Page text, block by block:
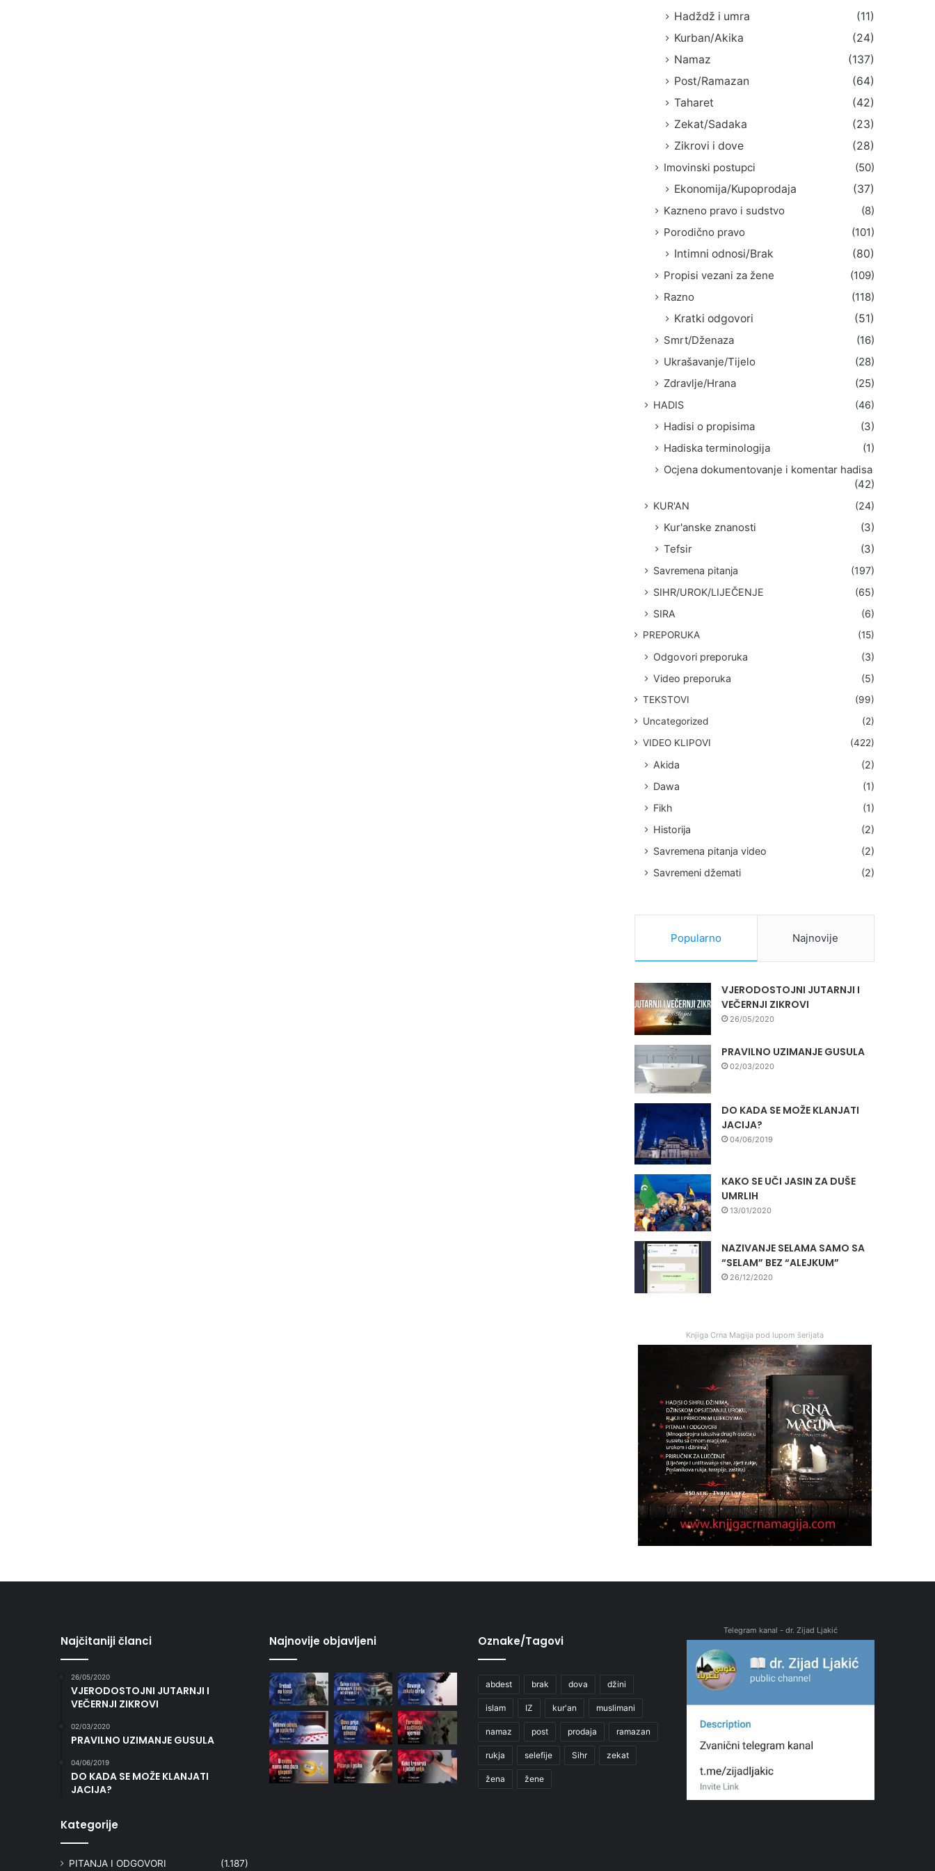
Hadždž i umra
(11)
Kurban/Akika
(24)
Namaz
(137)
Post/Ramazan
(64)
Taharet
(42)
Zekat/Sadaka
(23)
Zikrovi i dove
(28)
Imovinski postupci
(50)
Ekonomija/Kupoprodaja
(37)
Kazneno pravo i sudstvo
(8)
Porodično pravo
(101)
Intimni odnosi/Brak
(80)
Propisi vezani za žene
(109)
Razno
(118)
Kratki odgovori
(51)
Smrt/Dženaza
(16)
Ukrašavanje/Tijelo
(28)
Zdravlje/Hrana
(25)
HADIS (46)
Hadisi o propisima
(3)
Hadiska terminologija
(1)
Ocjena dokumentovanje i komentar hadisa
(42)
KUR'AN (24)
Kur'anske znanosti
(3)
Tefsir
(3)
Savremena pitanja
(197)
SIHR/UROK/LIJEČENJE
(65)
SIRA
(6)
PREPORUKA (15)
Odgovori preporuka
(3)
Video preporuka
(5)
TEKSTOVI
(99)
Uncategorized
(2)
VIDEO KLIPOVI
(422)
Akida
(2)
Dawa
(1)
Fikh
(1)
Historija
(2)
Savremena pitanja video
(2)
Savremeni džemati
(2)
Popularno Najnovije
VJERODOSTOJNI JUTARNJI I
VEČERNJI ZIKROVI
26/05/2020
PRAVILNO UZIMANJE GUSULA
02/03/2020
DO KADA SE MOŽE KLANJATI
JACIJA?
04/06/2019
KAKO SE UČI JASIN ZA DUŠE
UMRLIH
13/01/2020
NAZIVANJE SELAMA SAMO SA
“SELAM” BEZ “ALEJKUM”
26/12/2020
Knjiga Crna Magija pod lupom šerijata
Najčitaniji članci
26/05/2020
VJERODOSTOJNI JUTARNJI I
VEČERNJI ZIKROVI
02/03/2020
PRAVILNO UZIMANJE GUSULA
04/06/2019
DO KADA SE MOŽE KLANJATI
JACIJA?
Kategorije
PITANJA I ODGOVORI (1.187)
Najnovije objavljeni Oznake/Tagovi
abdest brak dova džini
islam IZ kur'an muslimani
namaz post prodaja ramazan
rukja selefije Sihr zekat
žena žene
Telegram kanal - dr. Zijad Ljakić